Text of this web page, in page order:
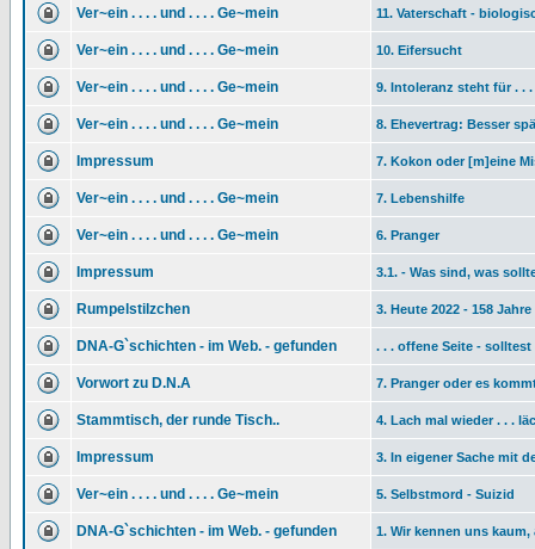
Ver~ein . . . . und . . . . Ge~mein 11. Vaterschaft -
Ver~ein . . . . und . . . . Ge~mein 10. Eifersucht
Ver~ein . . . . und . . . . Ge~mein 9. Intoleranz steht für . . .
Ver~ein . . . . und . . . . Ge~mein 8. Ehevertrag: Besser
Impressum 7. Kokon oder [m]eine
Ver~ein . . . . und . . . . Ge~mein 7. Lebenshilfe
Ver~ein . . . . und . . . . Ge~mein 6. Pranger
Impressum 3.1. - Was sind, was
Rumpelstilzchen 3. Heute 2022 - 158
DNA-G`schichten - im Web. - gefunden . . . offene Seite -
Vorwort zu D.N.A 7. Pranger oder es
Stammtisch, der runde Tisch.. 4. Lach mal wieder . . .
Impressum 3. In eigener Sache mit
Ver~ein . . . . und . . . . Ge~mein 5. Selbstmord - Suizid
DNA-G`schichten - im Web. - gefunden 1. Wir kennen uns